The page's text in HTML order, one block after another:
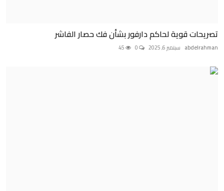
تصريحات قوية لحاكم دارفور بشأن فك حصار الفاشر
abdelrahman سبتمبر 6, 2025